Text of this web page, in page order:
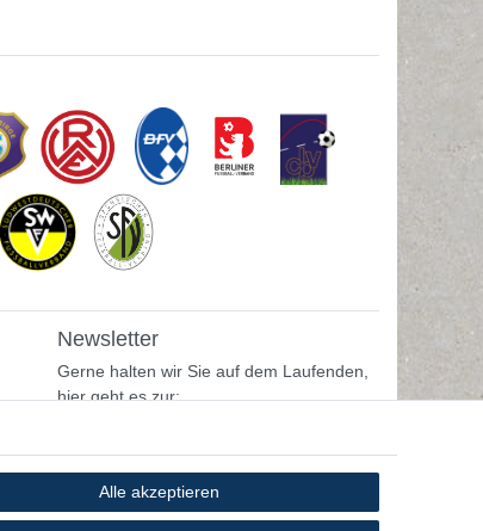
Newsletter
Gerne halten wir Sie auf dem Laufenden,
hier geht es zur:
Alle akzeptieren